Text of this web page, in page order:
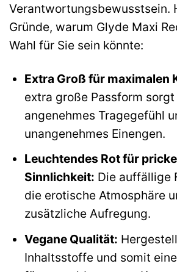
Verantwortungsbewusstsein.
Gründe, warum Glyde Maxi
Wahl für Sie sein könnte:
Extra Groß für maximalen
extra große Passform
angenehmes Tragegefühl
unangenehmes Einengen.
Leuchtendes Rot für
Sinnlichkeit: Die auffällige
die erotische Atmosphäre
zusätzliche Aufregung.
Vegane Qualität:
Inhaltsstoffe und somit